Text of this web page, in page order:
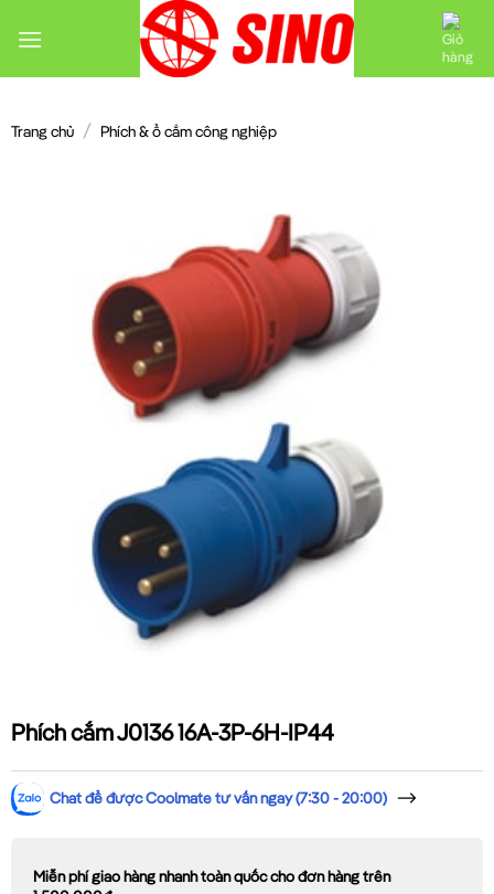
đến
Trang chủ / Phích & ổ cắm công nghiệp
Phích cắm J0136 16A-3P-6H-IP44
Chat để được Coolmate tư vấn ngay (7:30 - 20:00)
Miễn phí giao hàng nhanh toàn quốc cho đơn hàng trên